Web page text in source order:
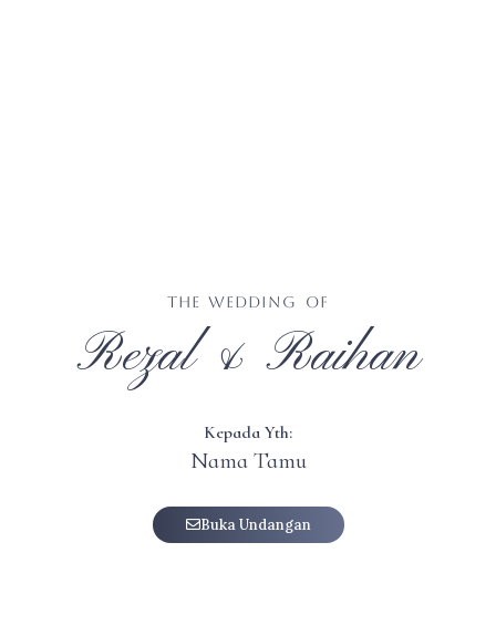
The Wedding of
Rezal & Raihan
Kepada Yth:
Nama Tamu
Buka Undangan